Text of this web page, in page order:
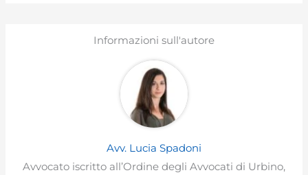
Informazioni sull'autore
Avv. Lucia Spadoni
Avvocato iscritto all’Ordine degli Avvocati di Urbino,